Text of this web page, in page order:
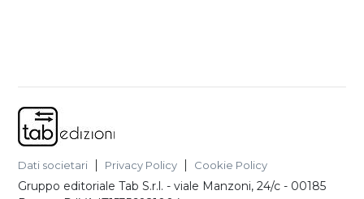
Dati societari Privacy Policy Cookie Policy
Gruppo editoriale Tab S.r.l. -viale Manzoni, 24/c - 00185